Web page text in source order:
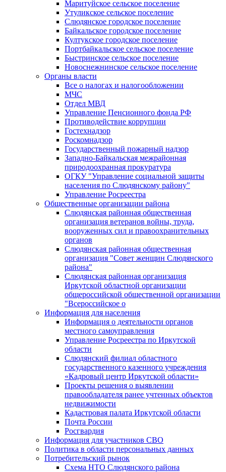
Маритуйское сельское поселение
Утуликское сельское поселение
Слюдянское городское поселение
Байкальское городское поселение
Култукское городское поселение
Портбайкальское сельское поселение
Быстринское сельское поселение
Новоснежнинское сельское поселение
Органы власти
Все о налогах и налогообложении
МЧС
Отдел МВД
Управление Пенсионного фонда РФ
Противодействие коррупции
Гостехнадзор
Роскомнадзор
Государственный пожарный надзор
Западно-Байкальская межрайонная
природоохранная прокуратура
ОГКУ "Управление социальной защиты
населения по Слюдянскому району"
Управление Росреестра
Общественные организации района
Слюдянская районная общественная
организация ветеранов войны, труда,
вооруженных сил и правоохранительных
органов
Слюдянская районная общественная
организация "Совет женщин Слюдянского
района"
Слюдянская районная организация
Иркутской областной организации
общероссийской общественной организации
"Всероссийское о
Информация для населения
Информация о деятельности органов
местного самоуправления
Управление Росреестра по Иркутской
области
Слюдянский филиал областного
государственного казенного учреждения
«Кадровый центр Иркутской области»
Проекты решения о выявлении
правообладателя ранее учтенных объектов
недвижимости
Кадастровая палата Иркутской области
Почта России
Росгвардия
Информация для участников СВО
Политика в области персональных данных
Потребительский рынок
Схема НТО Слюдянского района